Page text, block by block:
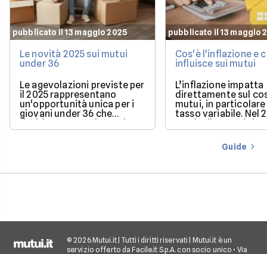
pubblicato il 13 maggio 2025
Le novità 2025 sui mutui
under 36
Le agevolazioni previste per
il 2025 rappresentano
un'opportunità unica per i
giovani under 36 che
desiderano acquistare la
loro prima casa.
pubblicato il 13 maggio
Cos'è l'inflazione e
influisce sui mutui
L’inflazione impatta
direttamente sul
mutui, in particolare
tasso variabile. Nel
con la discesa dei
il mercato offre
più favorevoli per
finanziareGuide
© 2026 Mutui.it | Tutti i diritti riservati | Mutui.it è un
servizio offerto da Facile.it S.p.A. con socio unico • Via